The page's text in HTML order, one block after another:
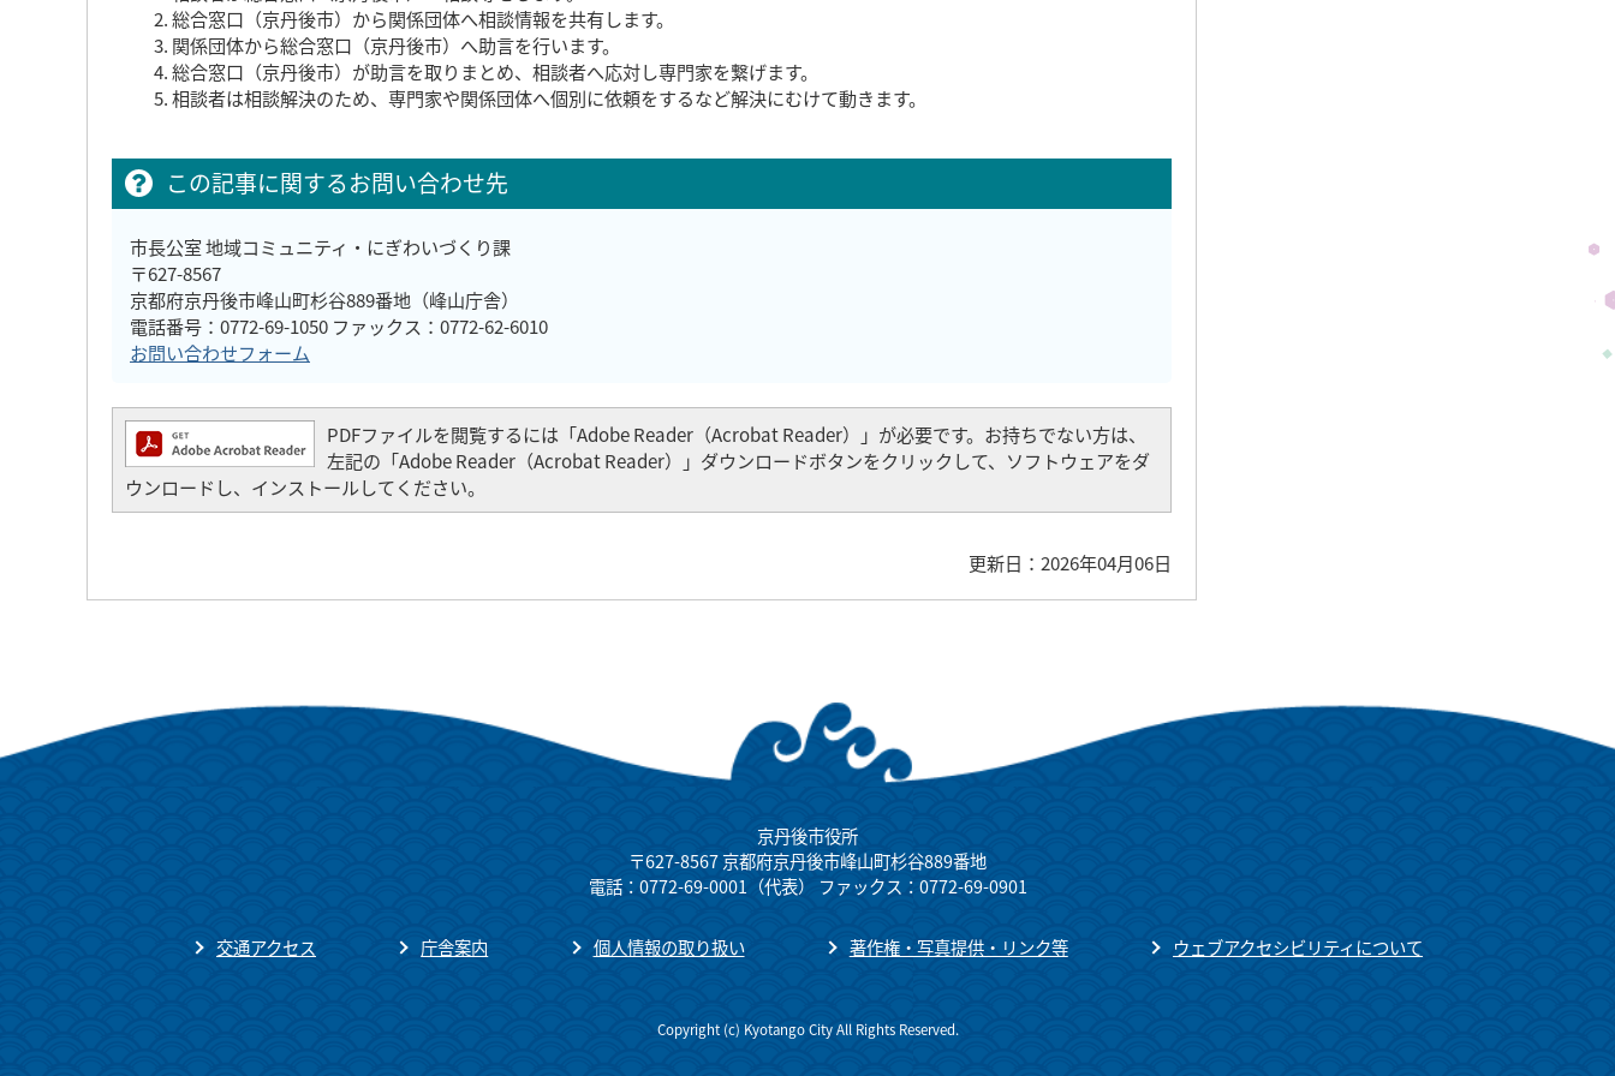
総合窓口（京丹後市）から関係団体へ相談情報を共有します。
関係団体から総合窓口（京丹後市）へ助言を行います。
総合窓口（京丹後市）が助言を取りまとめ、相談者へ応対し専門家を繋げます。
相談者は相談解決のため、専門家や関係団体へ個別に依頼をするなど解決にむけて動きます。
この記事に関するお問い合わせ先
市長公室 地域コミュニティ・にぎわいづくり課
〒627-8567
京都府京丹後市峰山町杉谷889番地（峰山庁舎）
電話番号：0772-69-1050 ファックス：0772-62-6010
お問い合わせフォーム
PDFファイルを閲覧するには「Adobe Reader（Acrobat Reader）」が必要です。お持ちでない方は、
左記の「Adobe Reader（Acrobat Reader）」ダウンロードボタンをクリックして、ソフトウェアをダ
ウンロードし、インストールしてください。
更新日：2026年04月06日
京丹後市役所
〒627-8567 京都府京丹後市峰山町杉谷889番地
電話：0772-69-0001（代表） ファックス：0772-69-0901
交通アクセス 庁舎案内 個人情報の取り扱い 著作権・写真提供・リンク等 ウェブアクセシビリティについて
Copyright (c) Kyotango City All Rights Reserved.